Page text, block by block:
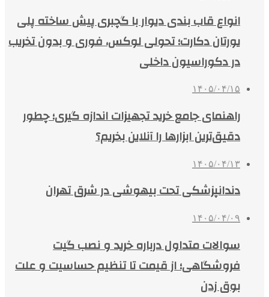
انواع قاب بندی دیوار با گچبری پیش ساخته پلی
یورتان دکارت؛ تحولی لوکس، فوری و بدون تخریب
در دکوراسیون داخلی
۱۴۰۵/۰۴/۱۵
راهنمای جامع خرید تجهیزات اندازه گیری؛ چطور
دقیق‌ترین ابزارها را آنلاین بخریم؟
۱۴۰۵/۰۴/۱۳
دندانپزشکی تحت بیهوشی در شرق تهران
۱۴۰۵/۰۴/۰۹
سوالات متداول درباره خرید و نصب گیت
فروشگاهی؛ از قیمت تا تنظیم حساسیت و علت
بوق زدن